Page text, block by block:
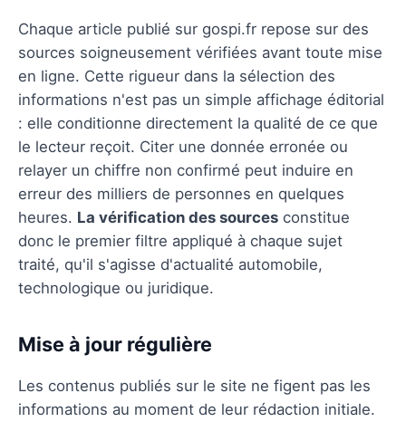
Chaque article publié sur gospi.fr repose sur des
sources soigneusement vérifiées avant toute mise
en ligne. Cette rigueur dans la sélection des
informations n'est pas un simple affichage éditorial
: elle conditionne directement la qualité de ce que
le lecteur reçoit. Citer une donnée erronée ou
relayer un chiffre non confirmé peut induire en
erreur des milliers de personnes en quelques
heures. La vérification des sources constitue
donc le premier filtre appliqué à chaque sujet
traité, qu'il s'agisse d'actualité automobile,
technologique ou juridique.
Mise à jour régulière
Les contenus publiés sur le site ne figent pas les
informations au moment de leur rédaction initiale.